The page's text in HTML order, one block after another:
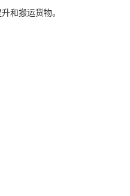
和搬运货物。